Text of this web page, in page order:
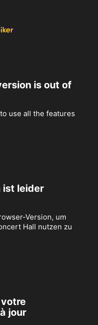
is out of
use all the features
ist leider
Version, um
Hall nutzen zu
jour